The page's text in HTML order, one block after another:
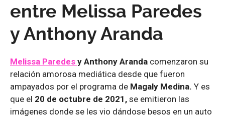
entre Melissa Paredes
y Anthony Aranda
Melissa Paredes y Anthony Aranda comenzaron su
relación amorosa mediática desde que fueron
ampayados por el programa de Magaly Medina. Y es
que el 20 de octubre de 2021, se emitieron las
imágenes donde se les vio dándose besos en un auto